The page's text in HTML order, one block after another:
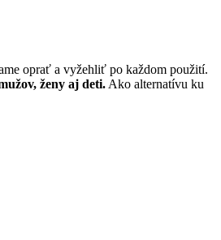
oprať a vyžehliť po každom použití.
ženy aj deti. Ako alternatívu ku